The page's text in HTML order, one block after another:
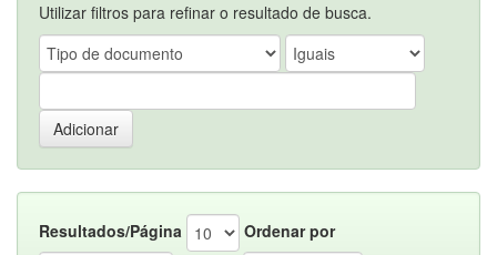
Utilizar filtros para refinar o resultado de busca.
Resultados/Página
Ordenar por